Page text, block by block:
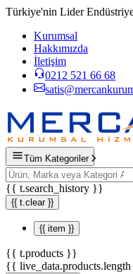
Türkiye'nin Lider
Kurumsal
Hakkımızda
İletişim
0212 521 66 68
Tüm Kategoriler
{{ t.search_history }}
{{ t.clear }}
{{ item }}
{{ t.products }}
{{